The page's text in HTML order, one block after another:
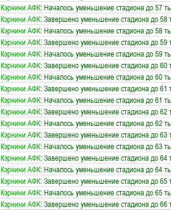
Кэрнини АФК: Началось уменьшение стадиона до 57
Кэрнини АФК: Завершено уменьшение стадиона до 58
Кэрнини АФК: Началось уменьшение стадиона до 58
Кэрнини АФК: Завершено уменьшение стадиона до 59
Кэрнини АФК: Началось уменьшение стадиона до 59
Кэрнини АФК: Завершено уменьшение стадиона до 60
Кэрнини АФК: Началось уменьшение стадиона до 60
Кэрнини АФК: Завершено уменьшение стадиона до 61
Кэрнини АФК: Началось уменьшение стадиона до 61
Кэрнини АФК: Завершено уменьшение стадиона до 62
Кэрнини АФК: Началось уменьшение стадиона до 62
Кэрнини АФК: Завершено уменьшение стадиона до 63
Кэрнини АФК: Началось уменьшение стадиона до 63
Кэрнини АФК: Завершено уменьшение стадиона до 64
Кэрнини АФК: Началось уменьшение стадиона до 64
Кэрнини АФК: Завершено уменьшение стадиона до 65
Кэрнини АФК: Началось уменьшение стадиона до 65
Кэрнини АФК: Завершено уменьшение стадиона до 66